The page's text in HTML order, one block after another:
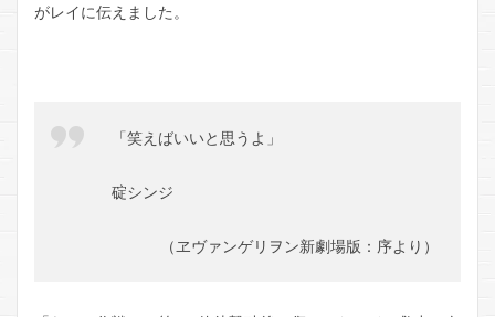
がレイに伝えました。
「笑えばいいと思うよ」
碇シンジ
（ヱヴァンゲリヲン新劇場版：序より）